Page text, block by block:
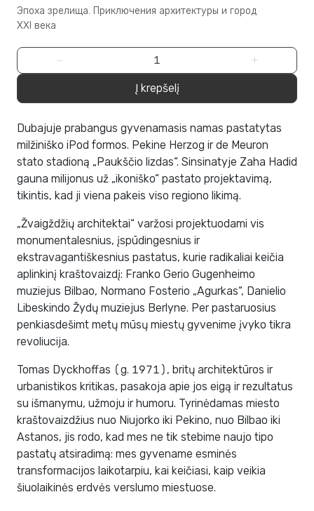
Эпоха зрелища. Приключения архитектуры и город
XXI века
− +
Į krepšelį
Dubajuje prabangus gyvenamasis namas pastatytas
milžiniško iPod formos. Pekine Herzog ir de Meuron
stato stadioną „Paukščio lizdas“. Sinsinatyje Zaha Hadid
gauna milijonus už „ikoniško“ pastato projektavimą,
tikintis, kad ji viena pakeis viso regiono likimą.
„Žvaigždžių architektai“ varžosi projektuodami vis
monumentalesnius, įspūdingesnius ir
ekstravagantiškesnius pastatus, kurie radikaliai keičia
aplinkinį kraštovaizdį: Franko Gerio Gugenheimo
muziejus Bilbao, Normano Fosterio „Agurkas“, Danielio
Libeskindo Žydų muziejus Berlyne. Per pastaruosius
penkiasdešimt metų mūsų miestų gyvenime įvyko tikra
revoliucija.
Tomas Dyckhoffas (g. 1971), britų architektūros ir
urbanistikos kritikas, pasakoja apie jos eigą ir rezultatus
su išmanymu, užmoju ir humoru. Tyrinėdamas miesto
kraštovaizdžius nuo Niujorko iki Pekino, nuo Bilbao iki
Astanos, jis rodo, kad mes ne tik stebime naujo tipo
pastatų atsiradimą: mes gyvename esminės
transformacijos laikotarpiu, kai keičiasi, kaip veikia
šiuolaikinės erdvės verslumo miestuose.